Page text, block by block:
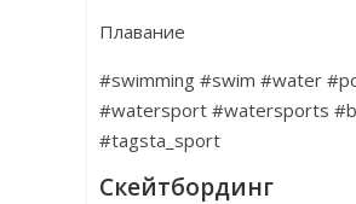
Плавание
#swimming #swim #water
#watersport #watersports
#tagsta_sport
Скейтбординг